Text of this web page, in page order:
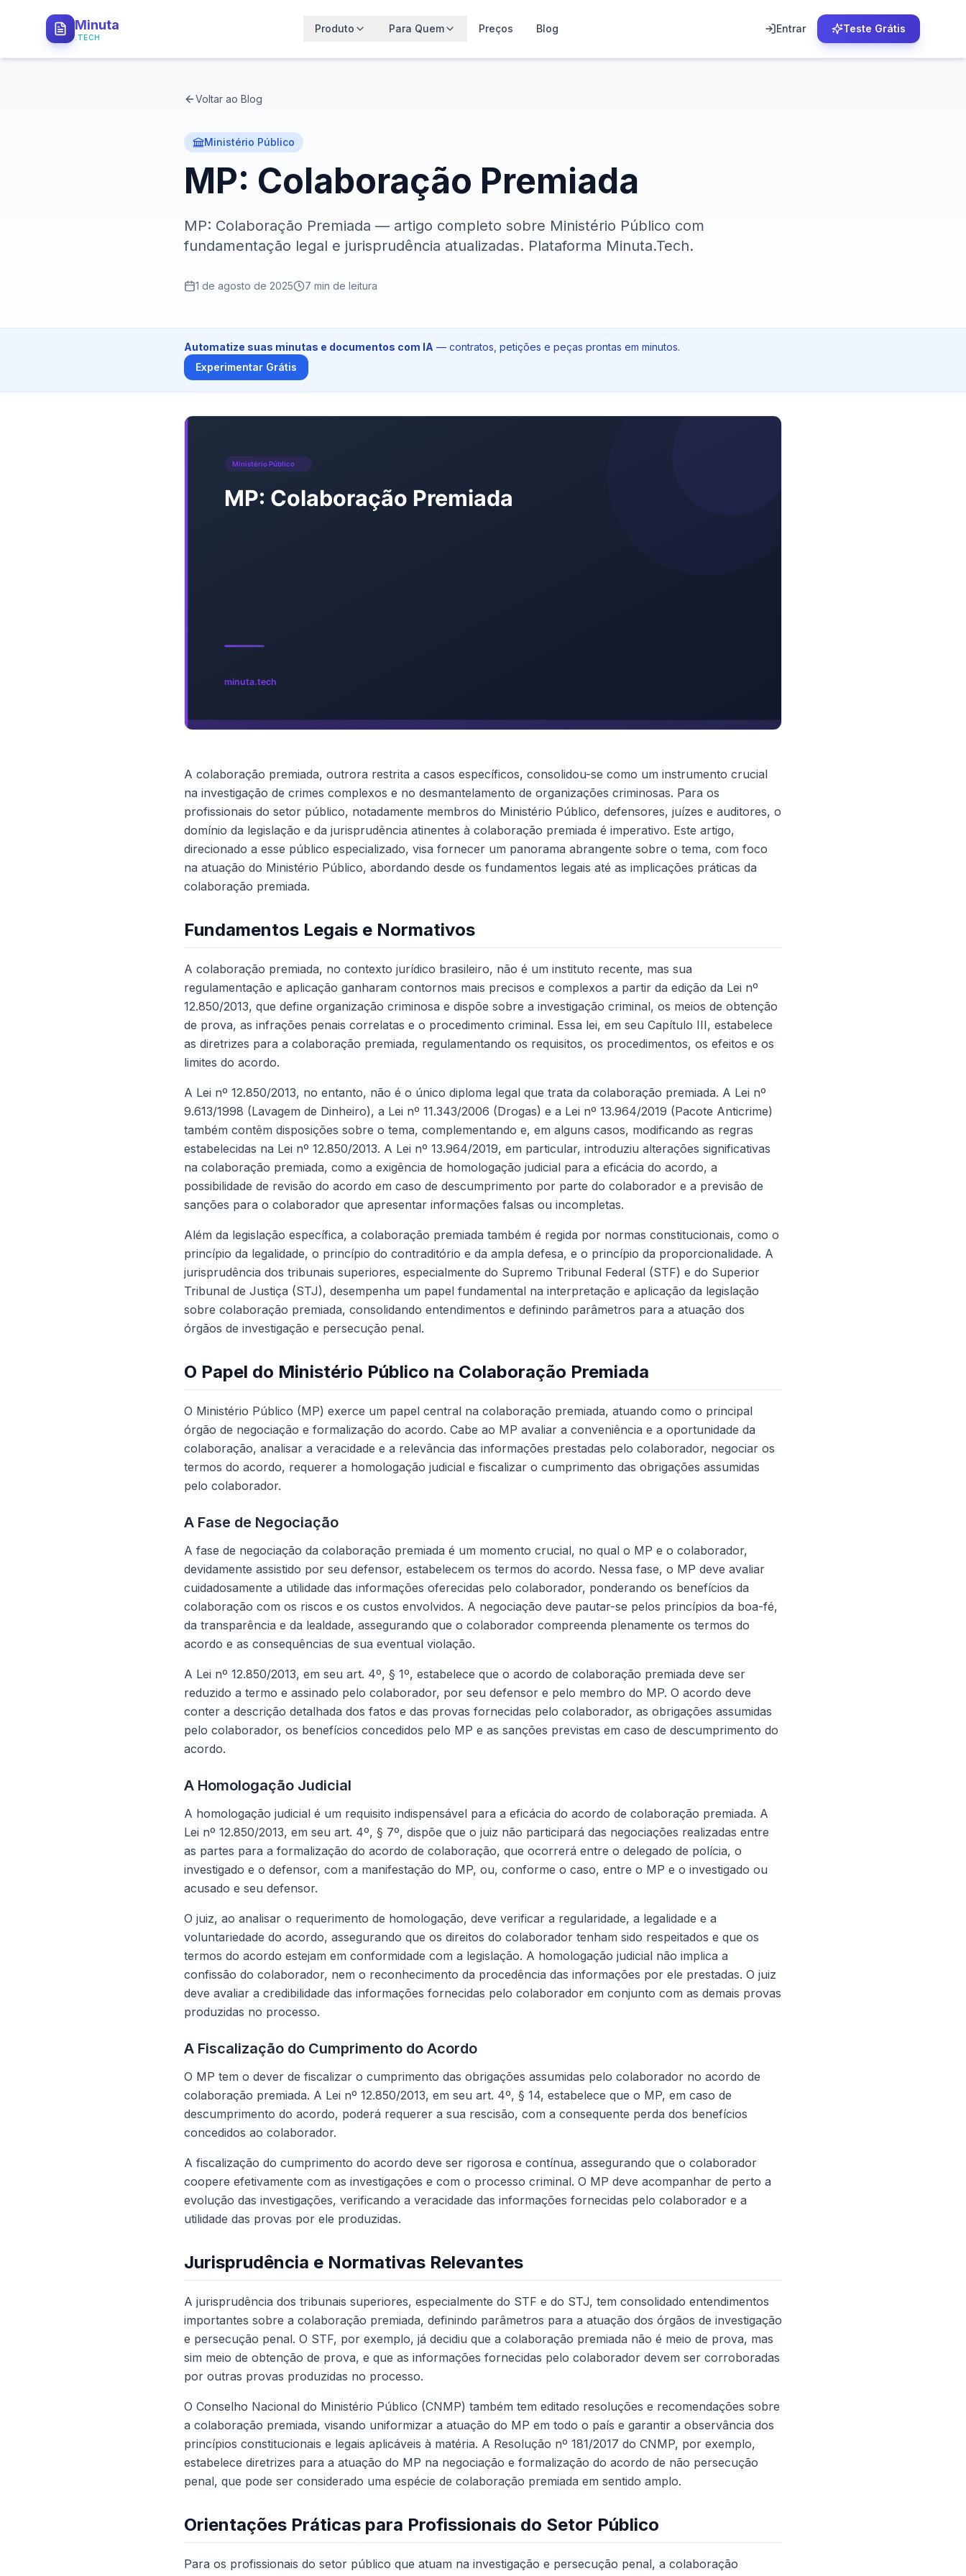
Minuta
.TECH
Produto Para Quem Preços Blog Entrar Teste Grátis
Voltar ao Blog
Ministério Público
MP: Colaboração Premiada
MP: Colaboração Premiada — artigo completo sobre Ministério Público com
fundamentação legal e jurisprudência atualizadas. Plataforma Minuta.Tech.
1 de agosto de 2025 7 min de leitura
Automatize suas minutas e documentos com IA — contratos, petições e peças prontas em minutos.
Experimentar Grátis
A colaboração premiada, outrora restrita a casos específicos, consolidou-se como um instrumento crucial
na investigação de crimes complexos e no desmantelamento de organizações criminosas. Para os
profissionais do setor público, notadamente membros do Ministério Público, defensores, juízes e auditores, o
domínio da legislação e da jurisprudência atinentes à colaboração premiada é imperativo. Este artigo,
direcionado a esse público especializado, visa fornecer um panorama abrangente sobre o tema, com foco
na atuação do Ministério Público, abordando desde os fundamentos legais até as implicações práticas da
colaboração premiada.
Fundamentos Legais e Normativos
A colaboração premiada, no contexto jurídico brasileiro, não é um instituto recente, mas sua
regulamentação e aplicação ganharam contornos mais precisos e complexos a partir da edição da Lei nº
12.850/2013, que define organização criminosa e dispõe sobre a investigação criminal, os meios de obtenção
de prova, as infrações penais correlatas e o procedimento criminal. Essa lei, em seu Capítulo III, estabelece
as diretrizes para a colaboração premiada, regulamentando os requisitos, os procedimentos, os efeitos e os
limites do acordo.
A Lei nº 12.850/2013, no entanto, não é o único diploma legal que trata da colaboração premiada. A Lei nº
9.613/1998 (Lavagem de Dinheiro), a Lei nº 11.343/2006 (Drogas) e a Lei nº 13.964/2019 (Pacote Anticrime)
também contêm disposições sobre o tema, complementando e, em alguns casos, modificando as regras
estabelecidas na Lei nº 12.850/2013. A Lei nº 13.964/2019, em particular, introduziu alterações significativas
na colaboração premiada, como a exigência de homologação judicial para a eficácia do acordo, a
possibilidade de revisão do acordo em caso de descumprimento por parte do colaborador e a previsão de
sanções para o colaborador que apresentar informações falsas ou incompletas.
Além da legislação específica, a colaboração premiada também é regida por normas constitucionais, como o
princípio da legalidade, o princípio do contraditório e da ampla defesa, e o princípio da proporcionalidade. A
jurisprudência dos tribunais superiores, especialmente do Supremo Tribunal Federal (STF) e do Superior
Tribunal de Justiça (STJ), desempenha um papel fundamental na interpretação e aplicação da legislação
sobre colaboração premiada, consolidando entendimentos e definindo parâmetros para a atuação dos
órgãos de investigação e persecução penal.
O Papel do Ministério Público na Colaboração Premiada
O Ministério Público (MP) exerce um papel central na colaboração premiada, atuando como o principal
órgão de negociação e formalização do acordo. Cabe ao MP avaliar a conveniência e a oportunidade da
colaboração, analisar a veracidade e a relevância das informações prestadas pelo colaborador, negociar os
termos do acordo, requerer a homologação judicial e fiscalizar o cumprimento das obrigações assumidas
pelo colaborador.
A Fase de Negociação
A fase de negociação da colaboração premiada é um momento crucial, no qual o MP e o colaborador,
devidamente assistido por seu defensor, estabelecem os termos do acordo. Nessa fase, o MP deve avaliar
cuidadosamente a utilidade das informações oferecidas pelo colaborador, ponderando os benefícios da
colaboração com os riscos e os custos envolvidos. A negociação deve pautar-se pelos princípios da boa-fé,
da transparência e da lealdade, assegurando que o colaborador compreenda plenamente os termos do
acordo e as consequências de sua eventual violação.
A Lei nº 12.850/2013, em seu art. 4º, § 1º, estabelece que o acordo de colaboração premiada deve ser
reduzido a termo e assinado pelo colaborador, por seu defensor e pelo membro do MP. O acordo deve
conter a descrição detalhada dos fatos e das provas fornecidas pelo colaborador, as obrigações assumidas
pelo colaborador, os benefícios concedidos pelo MP e as sanções previstas em caso de descumprimento do
acordo.
A Homologação Judicial
A homologação judicial é um requisito indispensável para a eficácia do acordo de colaboração premiada. A
Lei nº 12.850/2013, em seu art. 4º, § 7º, dispõe que o juiz não participará das negociações realizadas entre
as partes para a formalização do acordo de colaboração, que ocorrerá entre o delegado de polícia, o
investigado e o defensor, com a manifestação do MP, ou, conforme o caso, entre o MP e o investigado ou
acusado e seu defensor.
O juiz, ao analisar o requerimento de homologação, deve verificar a regularidade, a legalidade e a
voluntariedade do acordo, assegurando que os direitos do colaborador tenham sido respeitados e que os
termos do acordo estejam em conformidade com a legislação. A homologação judicial não implica a
confissão do colaborador, nem o reconhecimento da procedência das informações por ele prestadas. O juiz
deve avaliar a credibilidade das informações fornecidas pelo colaborador em conjunto com as demais provas
produzidas no processo.
A Fiscalização do Cumprimento do Acordo
O MP tem o dever de fiscalizar o cumprimento das obrigações assumidas pelo colaborador no acordo de
colaboração premiada. A Lei nº 12.850/2013, em seu art. 4º, § 14, estabelece que o MP, em caso de
descumprimento do acordo, poderá requerer a sua rescisão, com a consequente perda dos benefícios
concedidos ao colaborador.
A fiscalização do cumprimento do acordo deve ser rigorosa e contínua, assegurando que o colaborador
coopere efetivamente com as investigações e com o processo criminal. O MP deve acompanhar de perto a
evolução das investigações, verificando a veracidade das informações fornecidas pelo colaborador e a
utilidade das provas por ele produzidas.
Jurisprudência e Normativas Relevantes
A jurisprudência dos tribunais superiores, especialmente do STF e do STJ, tem consolidado entendimentos
importantes sobre a colaboração premiada, definindo parâmetros para a atuação dos órgãos de investigação
e persecução penal. O STF, por exemplo, já decidiu que a colaboração premiada não é meio de prova, mas
sim meio de obtenção de prova, e que as informações fornecidas pelo colaborador devem ser corroboradas
por outras provas produzidas no processo.
O Conselho Nacional do Ministério Público (CNMP) também tem editado resoluções e recomendações sobre
a colaboração premiada, visando uniformizar a atuação do MP em todo o país e garantir a observância dos
princípios constitucionais e legais aplicáveis à matéria. A Resolução nº 181/2017 do CNMP, por exemplo,
estabelece diretrizes para a atuação do MP na negociação e formalização do acordo de não persecução
penal, que pode ser considerado uma espécie de colaboração premiada em sentido amplo.
Orientações Práticas para Profissionais do Setor Público
Para os profissionais do setor público que atuam na investigação e persecução penal, a colaboração